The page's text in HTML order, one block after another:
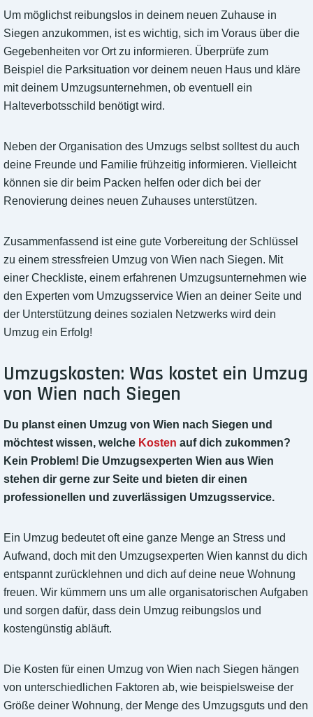
Um möglichst reibungslos in deinem neuen Zuhause in
Siegen anzukommen, ist es wichtig, sich im Voraus über die
Gegebenheiten vor Ort zu informieren. Überprüfe zum
Beispiel die Parksituation vor deinem neuen Haus und kläre
mit deinem Umzugsunternehmen, ob eventuell ein
Halteverbotsschild benötigt wird.
Neben der Organisation des Umzugs selbst solltest du auch
deine Freunde und Familie frühzeitig informieren. Vielleicht
können sie dir beim Packen helfen oder dich bei der
Renovierung deines neuen Zuhauses unterstützen.
Zusammenfassend ist eine gute Vorbereitung der Schlüssel
zu einem stressfreien Umzug von Wien nach Siegen. Mit
einer Checkliste, einem erfahrenen Umzugsunternehmen wie
den Experten vom Umzugsservice Wien an deiner Seite und
der Unterstützung deines sozialen Netzwerks wird dein
Umzug ein Erfolg!
Umzugskosten: Was kostet ein Umzug
von Wien nach Siegen
Du planst einen Umzug von Wien nach Siegen und
möchtest wissen, welche Kosten auf dich zukommen?
Kein Problem! Die Umzugsexperten Wien aus Wien
stehen dir gerne zur Seite und bieten dir einen
professionellen und zuverlässigen Umzugsservice.
Ein Umzug bedeutet oft eine ganze Menge an Stress und
Aufwand, doch mit den Umzugsexperten Wien kannst du dich
entspannt zurücklehnen und dich auf deine neue Wohnung
freuen. Wir kümmern uns um alle organisatorischen Aufgaben
und sorgen dafür, dass dein Umzug reibungslos und
kostengünstig abläuft.
Die Kosten für einen Umzug von Wien nach Siegen hängen
von unterschiedlichen Faktoren ab, wie beispielsweise der
Größe deiner Wohnung, der Menge des Umzugsguts und den